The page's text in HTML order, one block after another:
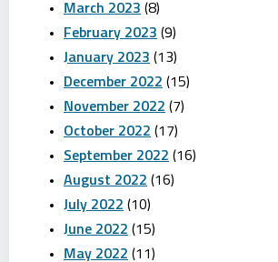
March 2023 (8)
February 2023 (9)
January 2023 (13)
December 2022 (15)
November 2022 (7)
October 2022 (17)
September 2022 (16)
August 2022 (16)
July 2022 (10)
June 2022 (15)
May 2022 (11)